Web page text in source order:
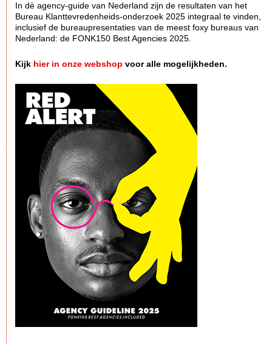
In dè agency-guide van Nederland zijn de resultaten van het
Bureau Klanttevredenheids-onderzoek 2025 integraal te vinden,
inclusief de bureaupresentaties van de meest foxy bureaus van
Nederland: de FONK150 Best Agencies 2025.
Kijk hier in onze webshop voor alle mogelijkheden.